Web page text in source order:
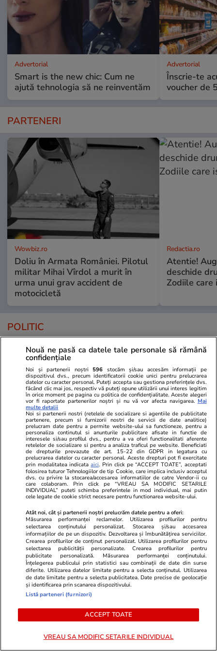
Advertorial
Smart is the new chic: Cum ne
ajută tehnologia să ne reinventăm
Advertorial
Înscrie-te
voucher de
PARTENERI
Wowbiz.ro
Doliu în Armata României. Pilotul
militar Mihai Vîrdol a murit în
urma unui grav accident de
motocicletă
Redactia.ro
Atentie!
deschide
Zodiile care
POLITIC
Politică 30 iul.
Cum au ciopârțit aleșii noua
lege ANI. Ce a mai rămas din
transparența averilor
politicienilor
Analiză
Politică 30 iul.
Caracatița cu iz penal din
Agricultură. Rapida răzgândire
a ministrului Tanczos Barna
referitoare la suspendarea unor
DNA
PARTENERI
Nouă ne pasă ca datele tale personale să rămână
confidențiale
Noi și partenerii noștri 596 stocăm și/sau accesăm informații pe
dispozitivul dvs., precum identificatorii cookie unici pentru prelucrarea
datelor cu caracter personal. Puteți accepta sau gestiona preferințele dvs.
făcând clic mai jos, respectiv vă puteți opune utilizării unui interes legitim
în orice moment pe pagina cu politica de confidențialitate. Aceste alegeri
vor fi raportate partenerilor noștri și nu vă vor afecta navigarea. Mai
multe detalii
Noi si partenerii nostri (retelele de socializare si agentiile de publicitate
partenere, precum si furnizorii nostri de servicii de date analitice)
prelucram date pentru a permite website-ului sa functioneze, pentru a
personaliza continutul si anunturile publicitare afisate in functie de
interesele si/sau profilul dvs., pentru a va oferi functionalitati aferente
retelelor de socializare si pentru a analiza traficul pe website. Beneficiati
de drepturile prevazute de art. 15-22 din GDPR in legatura cu
prelucrarea datelor cu caracter personal. Aceste drepturi pot fi exercitate
prin modalitatea indicataaici. Prin click pe “ACCEPT TOATE”, acceptati
folosirea tuturor Tehnologiilor de tip Cookie, care implica inclusiv acceptul
dvs. cu privire la stocarea/accesarea informatiilor de catre Vendor-ii cu
care colaboram. Prin click pe “VREAU SA MODIFIC SETARILE
INDIVIDUAL” puteti schimba preferintele in mod individual, mai putin
cele legate de cookie strict necesare pentru functionarea website-ului.
Atât noi, cât și partenerii noștri prelucrăm datele pentru a oferi:
Măsurarea performanței reclamelor. Utilizarea profilurilor pentru
selectarea conținutului personalizat. Stocarea și/sau accesarea
informațiilor de pe un dispozitiv. Dezvoltarea și îmbunătățirea serviciilor.
Crearea profilurilor de conținut personalizat. Utilizarea profilurilor pentru
selectarea publicității personalizate. Crearea profilurilor pentru
publicitate personalizată. Măsurarea performanței conținutului.
Înțelegerea publicului prin statistici sau combinații de date din surse
diferite. Utilizarea datelor limitate pentru a selecta conținutul. Utilizarea
de date limitate pentru a selecta publicitatea. Date precise de geolocație
și identificarea prin scanarea dispozitivului.
Listă parteneri (furnizori)
ACCEPT TOATE
VREAU SA MODIFIC SETARILE INDIVIDUAL